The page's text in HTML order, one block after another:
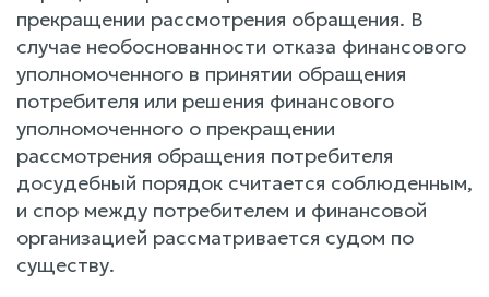
прекращении рассмотрения обращения. В
случае необоснованности отказа финансового
уполномоченного в принятии обращения
потребителя или решения финансового
уполномоченного о прекращении
рассмотрения обращения потребителя
досудебный порядок считается соблюденным,
и спор между потребителем и финансовой
организацией рассматривается судом по
существу.